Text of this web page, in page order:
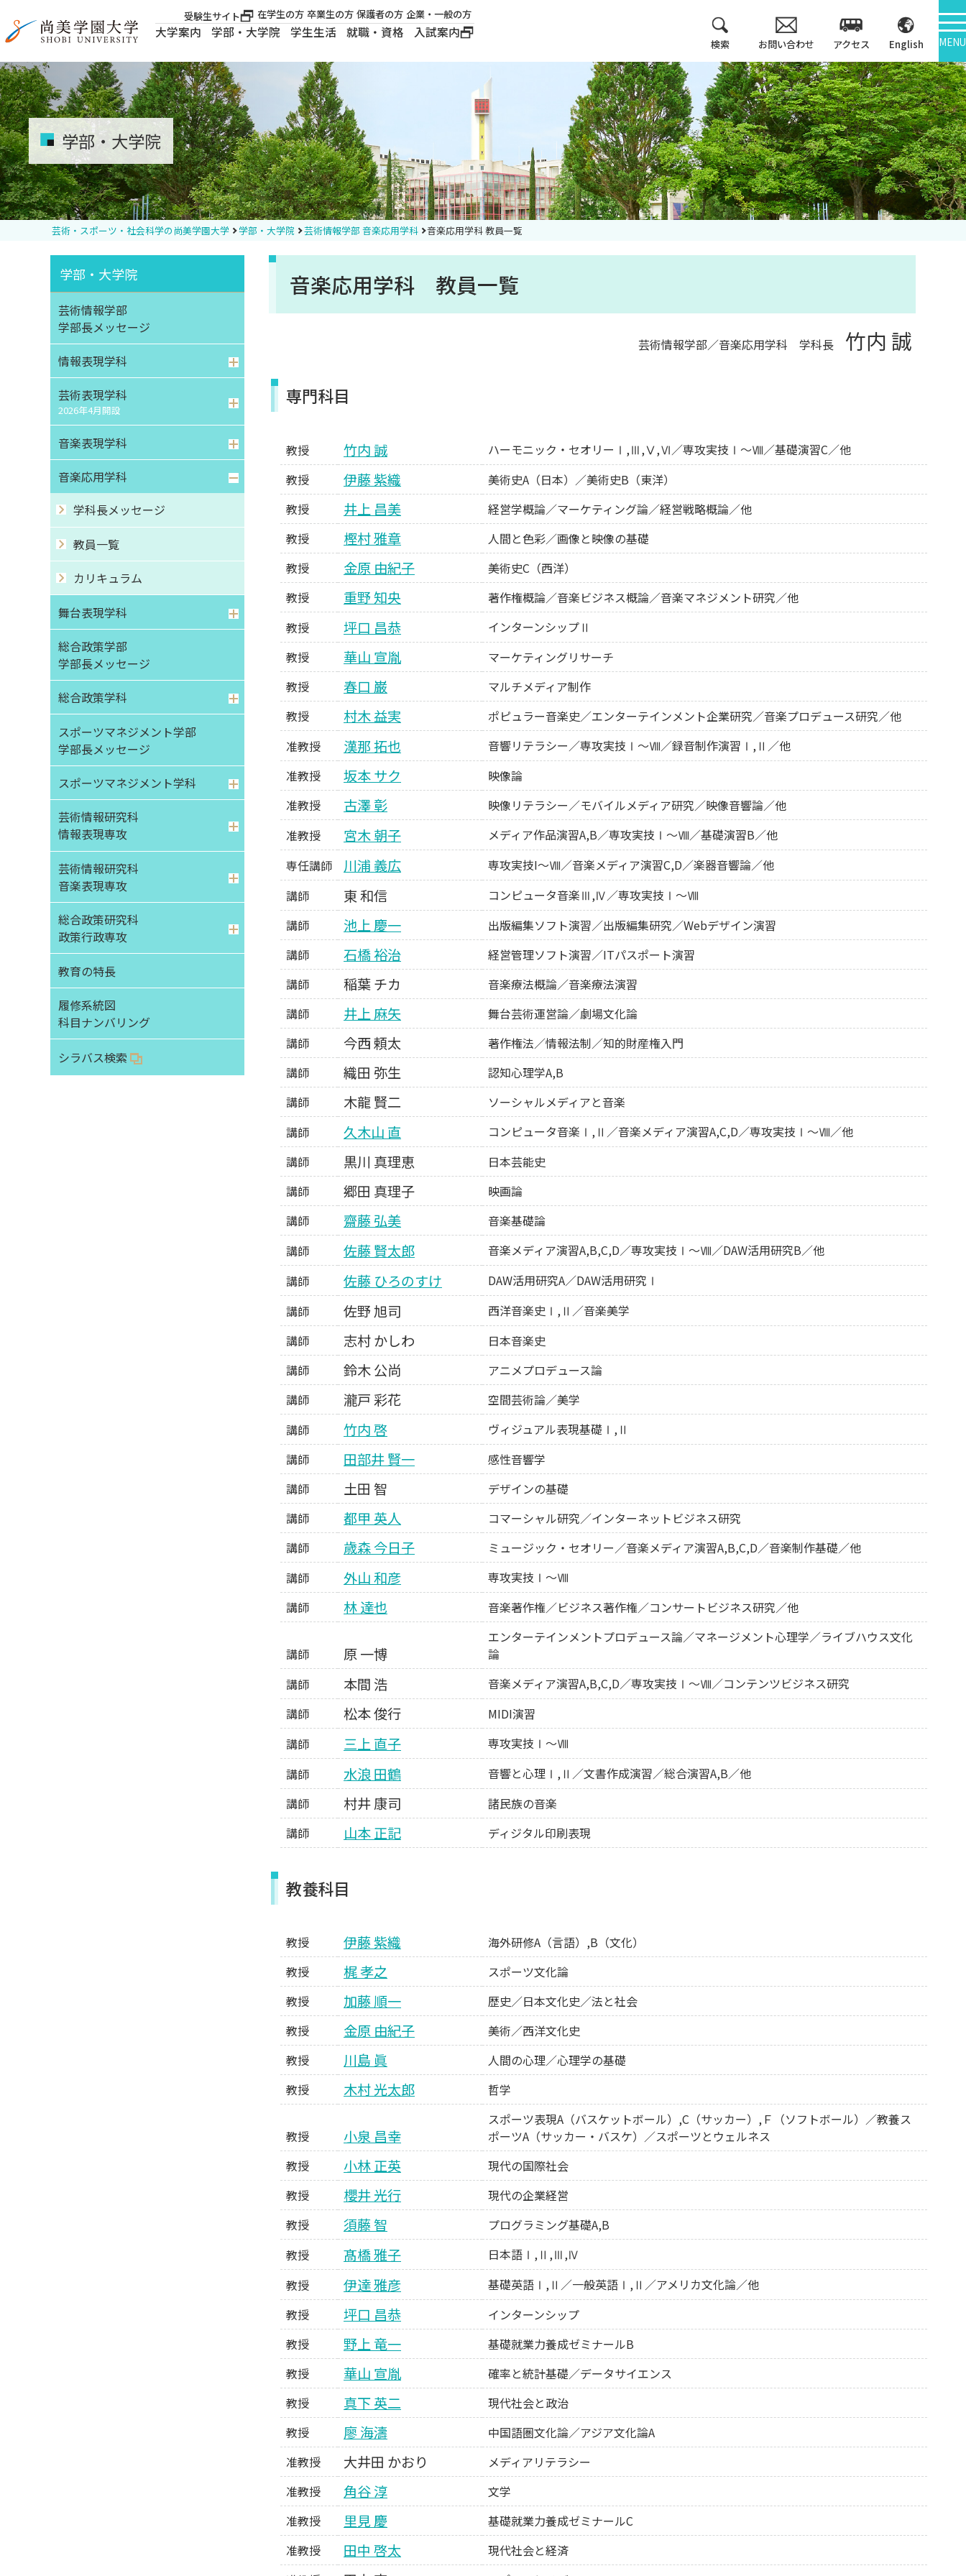
受験生サイト 在学生の方 卒業生の方 保護者の方 企業・一般の方
大学案内 学部・大学院 学生生活 就職・資格 入試案内
検索 お問い合わせ アクセス English MENU
大学案内
学部・大学院
学生生活
入試案内
大学案内
ロゴマーク・公式キ
ャラクター
学長メッセージ 教育方針
3つのポリシー
アセスメントポリシ
ー
カリキュラム・マッ
プ等
キャンパス紹介
情報公開
大学機関別認証評価
内部質保証
中期計画
在学生の方 卒業生の方 保護者の方 企業・一般の方 ENGLISH
学部・大学院
芸術・スポーツ・社会科学の尚美学園大学 学部・大学院 芸術情報学部 音楽応用学科 音楽応用学科 教員一覧
音楽応用学科 教員一覧
芸術情報学部／音楽応用学科 学科長 竹内 誠
専門科目
教授 竹内 誠
ハーモニック・セオリーⅠ,Ⅲ,Ⅴ,Ⅵ／専攻実技Ⅰ～Ⅷ／基礎演習C／他
教授
伊藤 紫織
美術史A（日本）／美術史B（東洋）
教授
井上 昌美
経営学概論／マーケティング論／経営戦略概論／他
教授
樫村 雅章
人間と色彩／画像と映像の基礎
教授
金原 由紀子
美術史C（西洋）
教授
重野 知央
著作権概論／音楽ビジネス概論／音楽マネジメント研究／他
教授
坪口 昌恭
インターンシップⅡ
教授
華山 宣胤
マーケティングリサーチ
教授
春口 巌
マルチメディア制作
教授
村木 益実
ポピュラー音楽史／エンターテインメント企業研究／音楽プロデュース研究／他
准教授
漢那 拓也
音響リテラシー／専攻実技Ⅰ～Ⅷ／録音制作演習Ⅰ,Ⅱ／他
准教授
坂本 サク
映像論
准教授
古澤 彰
映像リテラシー／モバイルメディア研究／映像音響論／他
准教授
宮木 朝子
メディア作品演習A,B／専攻実技Ⅰ～Ⅷ／基礎演習B／他
専任講師
川浦 義広
専攻実技I～Ⅷ／音楽メディア演習C,D／楽器音響論／他
講師
東 和信
コンピュータ音楽Ⅲ,Ⅳ／専攻実技Ⅰ～Ⅷ
講師
池上 慶一
出版編集ソフト演習／出版編集研究／Webデザイン演習
講師
石橋 裕治
経営管理ソフト演習／ITパスポート演習
講師
稲葉 チカ
音楽療法概論／音楽療法演習
講師
井上 麻矢
舞台芸術運営論／劇場文化論
講師
今西 頼太
著作権法／情報法制／知的財産権入門
講師
織田 弥生
認知心理学A,B
講師
木龍 賢二
ソーシャルメディアと音楽
講師
久木山 直
コンピュータ音楽Ⅰ,Ⅱ／音楽メディア演習A,C,D／専攻実技Ⅰ～Ⅷ／他
講師
黒川 真理恵
日本芸能史
講師
郷田 真理子
映画論
講師
齋藤 弘美
音楽基礎論
講師
佐藤 賢太郎
音楽メディア演習A,B,C,D／専攻実技Ⅰ～Ⅷ／DAW活用研究B／他
講師
佐藤 ひろのすけ
DAW活用研究A／DAW活用研究Ⅰ
講師
佐野 旭司
西洋音楽史Ⅰ,Ⅱ／音楽美学
講師
志村 かしわ
日本音楽史
講師
鈴木 公尚
アニメプロデュース論
講師
瀧戸 彩花
空間芸術論／美学
講師
竹内 啓
ヴィジュアル表現基礎Ⅰ,Ⅱ
講師
田部井 賢一
感性音響学
講師
土田 智
デザインの基礎
講師
都甲 英人
コマーシャル研究／インターネットビジネス研究
講師
歳森 今日子
ミュージック・セオリー／音楽メディア演習A,B,C,D／音楽制作基礎／他
講師
外山 和彦
専攻実技Ⅰ～Ⅷ
講師
林 達也 音楽著作権／ビジネス著作権／コンサートビジネス研究／他
講師 原 一博
エンターテインメントプロデュース論／マネージメント心理学／ライブハウス文化
論
講師
本間 浩
音楽メディア演習A,B,C,D／専攻実技Ⅰ～Ⅷ／コンテンツビジネス研究
講師
松本 俊行
MIDI演習
講師
三上 直子
専攻実技Ⅰ～Ⅷ
講師
水浪 田鶴
音響と心理Ⅰ,Ⅱ／文書作成演習／総合演習A,B／他
講師
村井 康司
諸民族の音楽
講師
山本 正記 ディジタル印刷表現
教養科目
教授 伊藤 紫織
海外研修A（言語）,B（文化）
教授
梶 孝之
スポーツ文化論
教授
加藤 順一
歴史／日本文化史／法と社会
教授
金原 由紀子
美術／西洋文化史
教授
川島 眞
人間の心理／心理学の基礎
教授
木村 光太郎 哲学
教授 小泉 昌幸
スポーツ表現A（バスケットボール）,C（サッカー）,Ｆ（ソフトボール）／教養ス
ポーツA（サッカー・バスケ）／スポーツとウェルネス
教授
小林 正英
現代の国際社会
教授
櫻井 光行
現代の企業経営
教授
須藤 智
プログラミング基礎A,B
教授
髙橋 雅子
日本語Ⅰ,Ⅱ,Ⅲ,Ⅳ
教授
伊達 雅彦
基礎英語Ⅰ,Ⅱ／一般英語Ⅰ,Ⅱ／アメリカ文化論／他
教授
坪口 昌恭
インターンシップ
教授
野上 竜一
基礎就業力養成ゼミナールB
教授
華山 宣胤
確率と統計基礎／データサイエンス
教授
真下 英二
現代社会と政治
教授
廖 海濤
中国語圏文化論／アジア文化論A
准教授
大井田 かおり
メディアリテラシー
准教授
角谷 淳
文学
准教授
里見 慶
基礎就業力養成ゼミナールC
准教授
田中 啓太
現代社会と経済
学部・大学院
芸術情報学部
学部⻑メッセージ
情報表現学科
芸術表現学科
2026年4月開設
音楽表現学科
音楽応用学科
学科長メッセージ
教員一覧
カリキュラム
舞台表現学科
総合政策学部
学部⻑メッセージ
総合政策学科
スポーツマネジメント学部
学部⻑メッセージ
スポーツマネジメント学科
芸術情報研究科
情報表現専攻
芸術情報研究科
音楽表現専攻
総合政策研究科
政策行政専攻
教育の特長
履修系統図
科目ナンバリング
シラバス検索